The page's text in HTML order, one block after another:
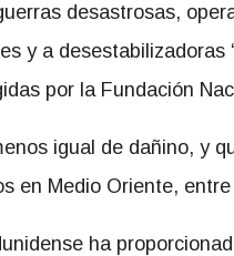
desastrosas,
y a desestabilizadoras
por la Fundación
igual de dañino, y
en Medio Oriente,
ha